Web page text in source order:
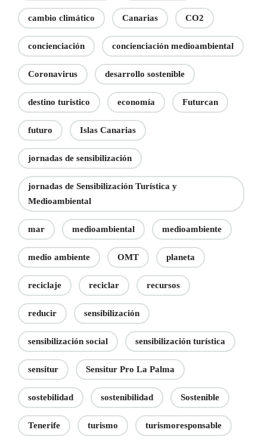
cambio climático Canarias CO2
concienciación concienciación medioambiental
Coronavirus desarrollo sostenible
destino turistico economía Futurcan
futuro Islas Canarias
jornadas de sensibilización
jornadas de Sensibilización Turística y
Medioambiental
mar medioambiental medioambiente
medio ambiente OMT planeta
reciclaje reciclar recursos
reducir sensibilización
sensibilización social sensibilización turística
sensitur Sensitur Pro La Palma
sostebilidad sostenibilidad Sostenible
Tenerife turismo turismoresponsable